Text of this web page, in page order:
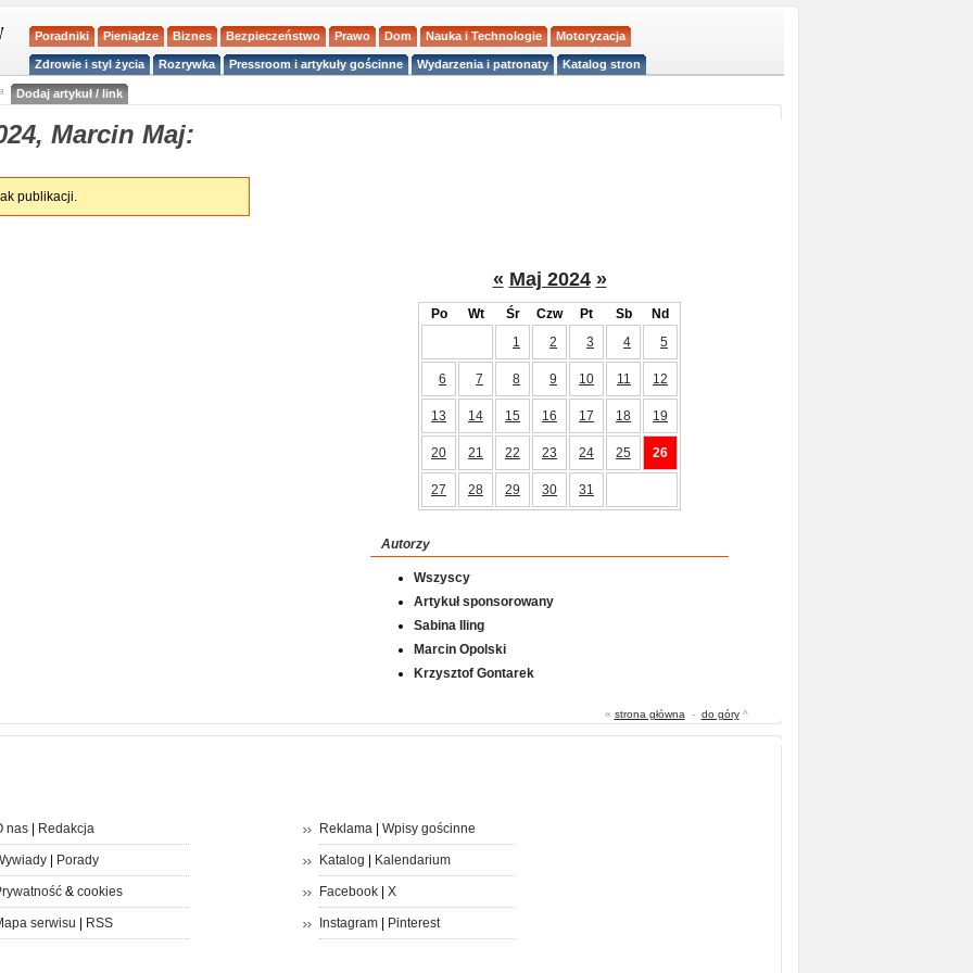
Poradniki Pieniądze Biznes Bezpieczeństwo Prawo Dom Nauka i Technologie Motoryzacja
Zdrowie i styl życia Rozrywka Pressroom i artykuły gościnne Wydarzenia i patronaty Katalog stron
Dodaj artykuł / link
Marcin Maj:
publikacji.
« Maj 2024 »
Po Wt Śr Czw Pt Sb
Nd
1
2 3 4 5
6 7 8 9 10 11 12
13 14 15 16 17 18 19
20 21 22 23 24 25 26
27 28 29 30 31
Autorzy
Wszyscy
Artykuł sponsorowany
Sabina Iling
Marcin Opolski
Krzysztof Gontarek
« strona główna - do góry^
nas| Redakcja
| Porady
& cookies
serwisu RSS
Reklama| Wpisy gościnne
Katalog Kalendarium
Facebook| X
Instagram| Pinterest